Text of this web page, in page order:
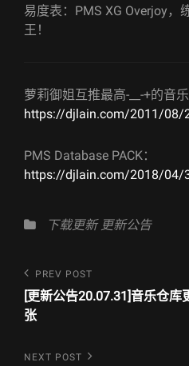
易度表：PMS XG Overjoy，
王！
萝莉御姐互推最高-__-+的音
https://djlain.com/2011/08/
PMS Database PACK：
https://djlain.com/2018/04/
Categories
下载更新 更新公告
文
章
导
Previous
Post
PREV POST
[更新公告20.07.31]音乐仓库
张
Next
NEXT POST